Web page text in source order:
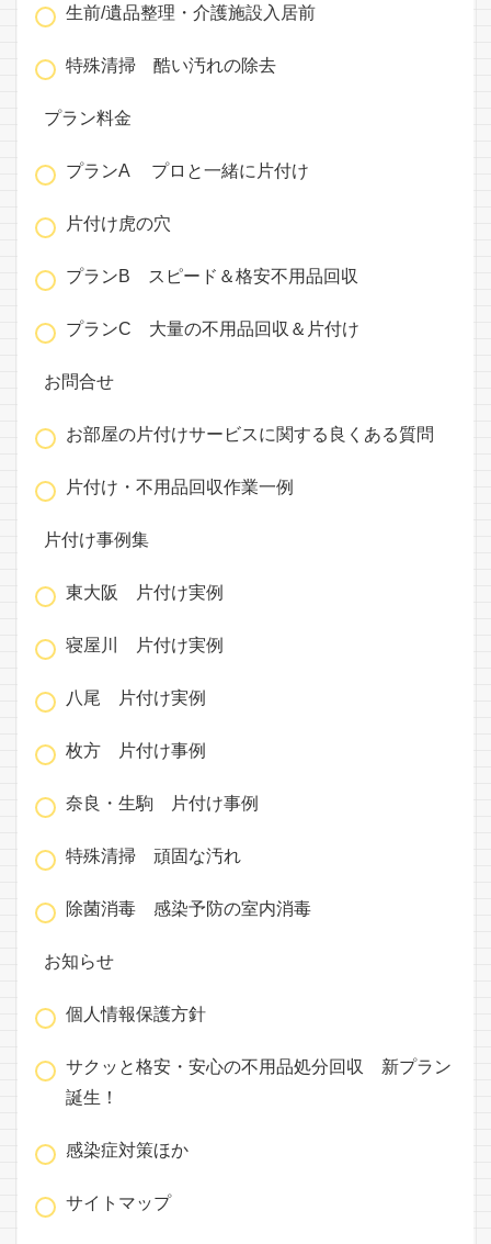
生前/遺品整理・介護施設入居前
特殊清掃 酷い汚れの除去
プラン料金
プランA プロと一緒に片付け
片付け虎の穴
プランB スピード＆格安不用品回収
プランC 大量の不用品回収＆片付け
お問合せ
お部屋の片付けサービスに関する良くある質問
片付け・不用品回収作業一例
片付け事例集
東大阪 片付け実例
寝屋川 片付け実例
八尾 片付け実例
枚方 片付け事例
奈良・生駒 片付け事例
特殊清掃 頑固な汚れ
除菌消毒 感染予防の室内消毒
お知らせ
個人情報保護方針
サクッと格安・安心の不用品処分回収 新プラン
誕生！
感染症対策ほか
サイトマップ